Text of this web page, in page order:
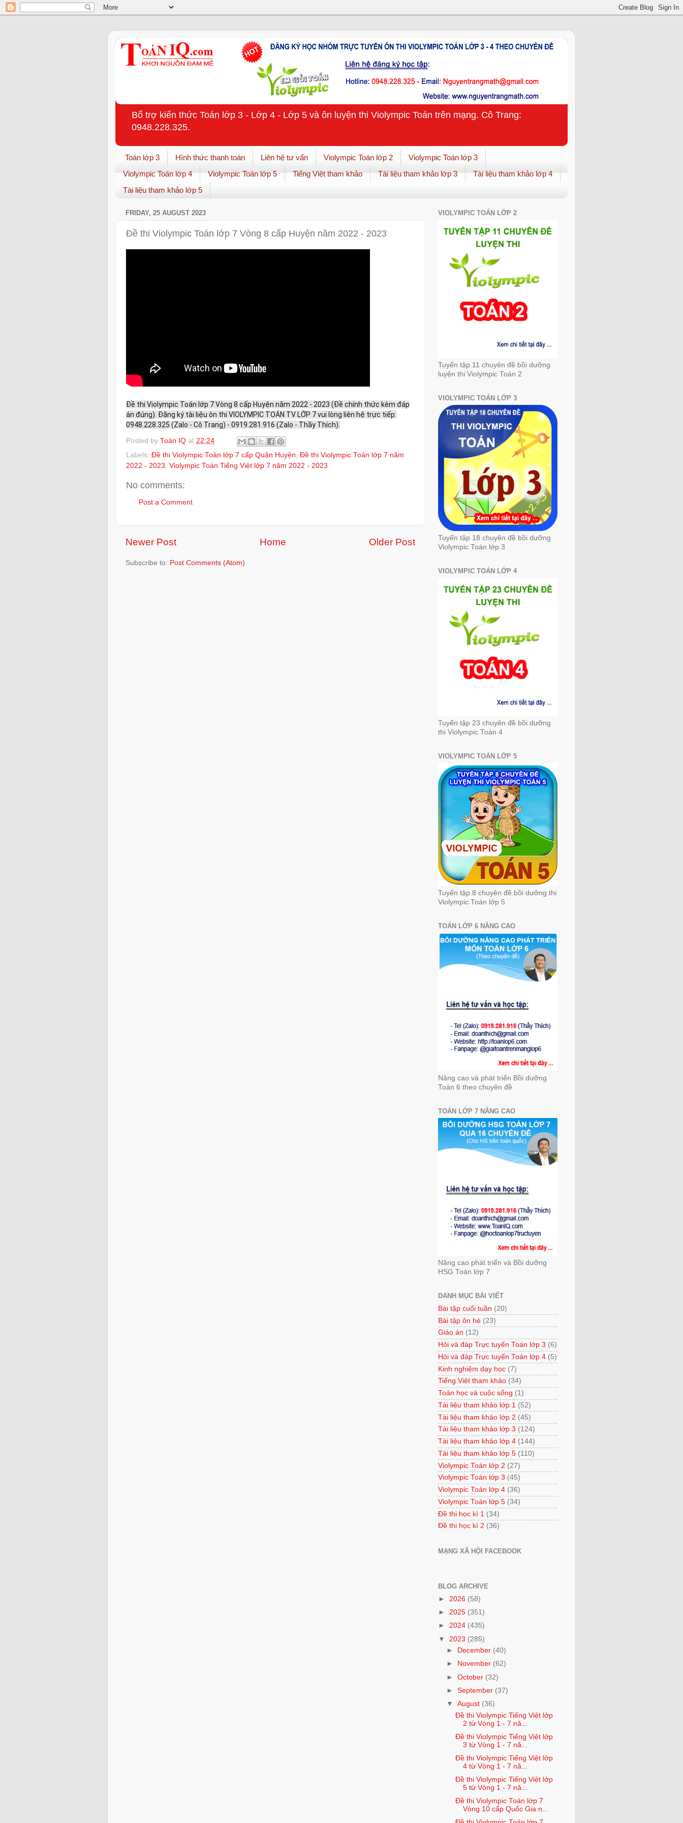
Bổ trợ kiến thức Toán lớp 3 - Lớp 4 - Lớp 5 và ôn luyện thi Violympic Toán trên mạng. Cô Trang:
0948.228.325.
Toán lớp 3 Hình thức thanh toán Liên hệ tư vấn Violympic Toán lớp 2
Violympic Toán lớp 3
Violympic Toán lớp 4
Violympic Toán lớp 5 Tiếng Việt tham khảo Tài liệu tham khảo lớp 3
Tài liệu tham khảo lớp 4
Tài liệu tham khảo lớp 5
FRIDAY, 25 AUGUST 2023
Đề thi Violympic Toán lớp 7 Vòng 8 cấp Huyện năm 2022 - 2023
Đề thi Violympic Toán lớp 7 Vòng 8 cấp Huyện năm 2022 - 2023 (Đề chính thức kèm đáp
án đúng). Đăng ký tài liệu ôn thi VIOLYMPIC TOÁN TV LỚP 7 vui lòng liên hệ trực tiếp:
0948.228.325 (Zalo - Cô Trang) - 0919.281.916 (Zalo - Thầy Thích).
Posted by Toán IQ at 22:24
Labels: Đề thi Violympic Toán lớp 7 cấp Quận Huyện, Đề thi Violympic Toán lớp 7 năm
2022 - 2023, Violympic Toán Tiếng Việt lớp 7 năm 2022 - 2023
No comments:
Post a Comment
Newer Post Older Post
Home
Subscribe to: Post Comments (Atom)
VIOLYMPIC TOÁN LỚP 2
Tuyển tập 11 chuyên đề bồi dưỡng
luyện thi Violympic Toán 2
VIOLYMPIC TOÁN LỚP 3
Tuyển tập 18 chuyên đề bồi dưỡng
Violympic Toán lớp 3
VIOLYMPIC TOÁN LỚP 4
Tuyển tập 23 chuyên đề bồi dưỡng
thi Violympic Toán 4
VIOLYMPIC TOÁN LỚP 5
Tuyển tập 8 chuyên đề bồi dưỡng thi
Violympic Toán lớp 5
TOÁN LỚP 6 NÂNG CAO
Nâng cao và phát triển Bồi dưỡng
Toán 6 theo chuyên đề
TOÁN LỚP 7 NÂNG CAO
Nâng cao phát triển và Bồi dưỡng
HSG Toán lớp 7
DANH MỤC BÀI VIẾT
Bài tập cuối tuần (20)
Bài tập ôn hè (23)
Giáo án (12)
Hỏi và đáp Trực tuyến Toán lớp 3 (6)
Hỏi và đáp Trực tuyến Toán lớp 4 (5)
Kinh nghiệm dạy học (7)
Tiếng Việt tham khảo (34)
Toán học và cuộc sống (1)
Tài liệu tham khảo lớp 1 (52)
Tài liệu tham khảo lớp 2 (45)
Tài liệu tham khảo lớp 3 (124)
Tài liệu tham khảo lớp 4 (144)
Tài liệu tham khảo lớp 5 (110)
Violympic Toán lớp 2 (27)
Violympic Toán lớp 3 (45)
Violympic Toán lớp 4 (36)
Violympic Toán lớp 5 (34)
Đề thi học kì 1 (34)
Đề thi học kì 2 (36)
MẠNG XÃ HỘI FACEBOOK
BLOG ARCHIVE
► 2026 (58)
► 2025 (351)
► 2024 (435)
▼ 2023 (285)
►
December (40)
►
November (62)
►October (32)
►September (37)
▼August (36)
Đề thi Violympic Tiếng Việt lớp
2 từ Vòng 1 - 7 nă...
Đề thi Violympic Tiếng Việt lớp
3 từ Vòng 1 - 7 nă...
Đề thi Violympic Tiếng Việt lớp
4 từ Vòng 1 - 7 nă...
Đề thi Violympic Tiếng Việt lớp
5 từ Vòng 1 - 7 nă...
Đề thi Violympic Toán lớp 7
Vòng 10 cấp Quốc Gia n...